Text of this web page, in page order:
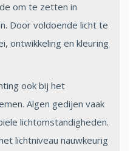
om te zetten in
Door voldoende licht te
ontwikkeling en kleuring
ook bij het
Algen gedijen vaak
lichtomstandigheden.
lichtniveau nauwkeurig